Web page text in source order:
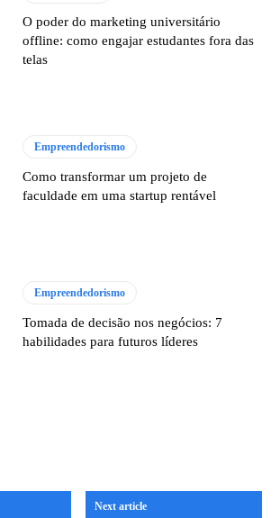
O poder do marketing universitário
offline: como engajar estudantes fora das
telas
Empreendedorismo
Como transformar um projeto de
faculdade em uma startup rentável
Empreendedorismo
Tomada de decisão nos negócios: 7
habilidades para futuros líderes
Next article